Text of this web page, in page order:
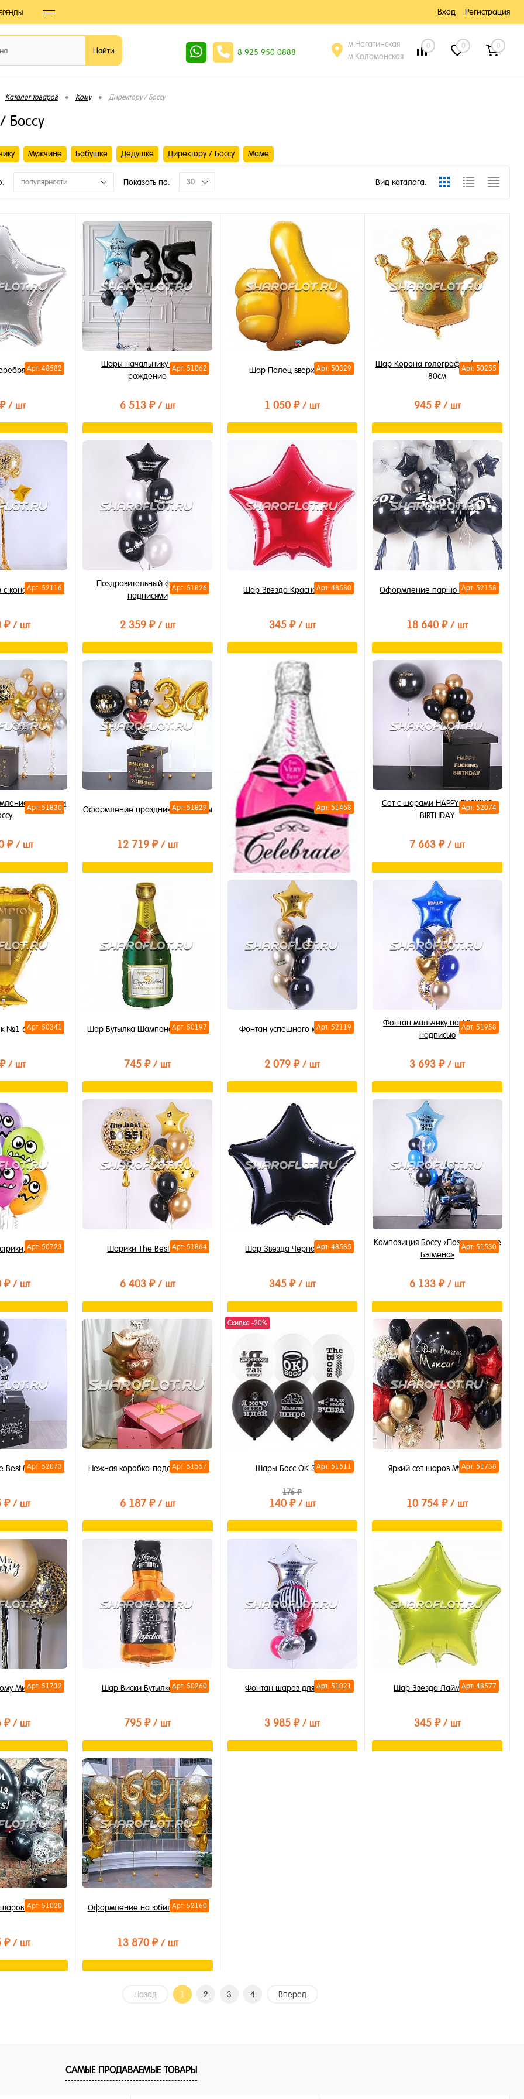
БРЕНДЫ Вход Регистрация
8 925 950 0888
м.Нагатинская
м.Коломенская
0 0 0
Каталог товаров • Кому • Директору / Боссу
Боссу
Мужчине Бабушке Дедушке Директору / Боссу Маме
популярности Показать по: 30 Вид каталога:
Арт: 48582
40см
/ шт
Арт: 51062
Шары начальнику в день
рождение
6 513 ₽ / шт
В корзину
Купить в 1 клик
В избранное
Арт: 50329
Шар Палец вверх 90см
1 050 ₽/ шт
Купить в 1 клик
В избранное
В наличии
Арт: 50255
Шар Корона голография (золото)
80см
945 ₽ / шт
В корзину
Купить в 1 клик
В избранное
В наличии
Арт: 52116
с конфетти 80см
₽ / шт
Арт: 51826
Поздравительный фонтан с
надписями
2 359 ₽ / шт
В корзину
Купить в 1 клик
В избранное
В наличии
Арт: 48580
Шар Звезда Красная 40см
345 ₽ / шт
В корзину
Купить в 1 клик
В избранное
В наличии
Арт: 52158
Оформление парню на 20 лет
18 640 ₽/ шт
В корзину
Купить в 1 клик
В избранное
В наличии
Арт: 51830
шарами
₽ / шт
Арт: 51829
Оформление праздника Мужчины
12 719 ₽ / шт
В корзину
Купить в 1 клик
В избранное
В наличии
Арт: 51458
Шар Бутылка Celebrate (розовая)
70см
795 ₽/ шт
В избранное
Арт: 52074
Сет с шарами HAPPY FUCKING
BIRTHDAY
7 663 ₽/ шт
В корзину
Купить в 1 клик
В избранное
В наличии
Арт: 50341
№1 65см
/ шт
Арт: 50197
Шар Бутылка Шампанского 90см
745 ₽/ шт
Подписаться
Купить в 1 клик
В избранное
Недоступно
Арт: 52119
Фонтан успешного мужчины
2 079 ₽/ шт
Купить в 1 клик
В избранное
В наличии
Арт: 51958
Фонтан мальчику на 10 лет с
надписью
3 693 ₽/ шт
Подписаться
Купить в 1 клик
В избранное
Недоступно
Арт: 50723
30см
₽ / шт
Арт: 51864
Шарики The Best Boss
6 403 ₽ / шт
В корзину
Купить в 1 клик
В избранное
В наличии
Арт: 48585
Шар Звезда Черная 40см
345 ₽ / шт
Купить в 1 клик
В избранное
В наличии
Арт: 51530
Композиция Боссу «Поздравление
Бэтмена»
6 133 ₽/ шт
В корзину
Купить в 1 клик
В избранное
В наличии
Арт: 52073
Best Man 30
₽ / шт
Арт: 51557
Нежная коробка-подарок Боссу
6 187 ₽ / шт
В корзину
Купить в 1 клик
В избранное
В наличии
Скидка -20%
Арт: 51511
Шары Босс ОК 30см
175 ₽
140 ₽ / шт
В корзину
Купить в 1 клик
В избранное
В наличии
Арт: 51738
Яркий сет шаров Мужчине
10 754 ₽/ шт
В корзину
Купить в 1 клик
В избранное
В наличии
Арт: 51732
Мистеру
₽ / шт
Арт: 50260
Шар Виски Бутылка 85см
795 ₽/ шт
В корзину
Купить в 1 клик
В избранное
В наличии
Арт: 51021
Фонтан шаров для шефа
3 985 ₽/ шт
Арт: 48577
Шар Звезда Лайм 40см
345 ₽ / шт
Арт: 51020
для Босса
₽ / шт
Арт: 52160
Оформление на юбилей 60 лет
13 870 ₽ / шт
Назад 1 2 3 4 Вперед
САМЫЕ ПРОДАВАЕМЫЕ ТОВАРЫ